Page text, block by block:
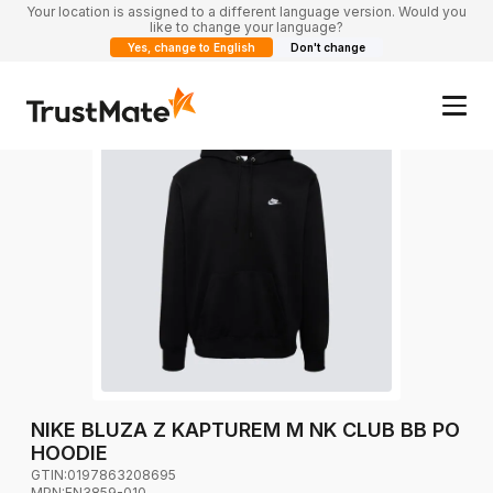
Your location is assigned to a different language version. Would you
like to change your language?
Yes, change to English Don't change
NIKE BLUZA Z KAPTUREM M NK CLUB BB PO
HOODIE
GTIN:0197863208695